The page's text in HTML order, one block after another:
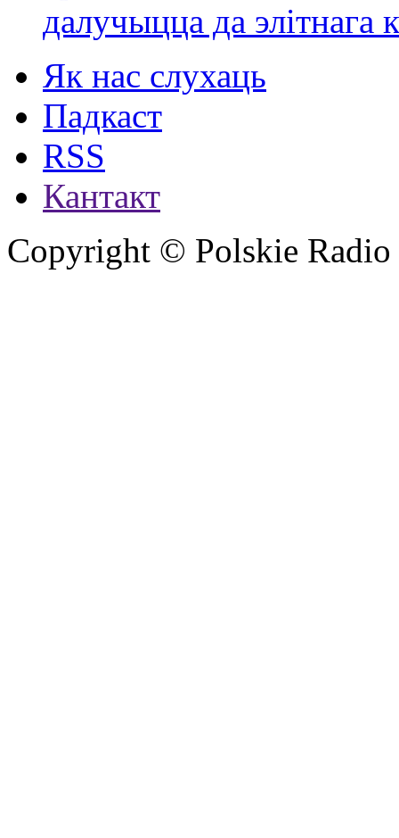
далучыцца да элітнага
Як нас слухаць
Падкаст
RSS
Кантакт
Copyright © Polskie